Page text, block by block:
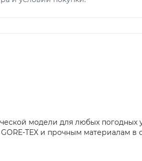
модели для любых погодных
TEX и прочным материалам в